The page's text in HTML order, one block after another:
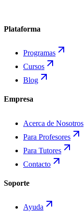
Plataforma
Programas
Cursos
Blog
Empresa
Acerca de Nosotros
Para Profesores
Para Tutores
Contacto
Soporte
Ayuda